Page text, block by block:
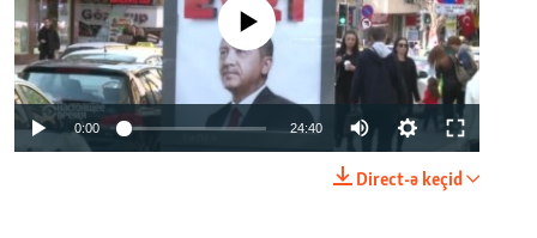
No media source currently available
0:00 24:40
Direct-ə keçid